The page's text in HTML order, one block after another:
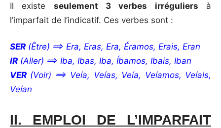
Il existe seulement 3 verbes irréguliers à
l’imparfait de l’indicatif. Ces verbes sont :
SER (Être) ==> Era, Eras, Era, Éramos, Erais, Eran
IR (Aller) ==> Iba, Ibas, Iba, Íbamos, Ibais, Iban
VER (Voir) ==> Veía, Veías, Veía, Veíamos, Veíais,
Veían
II. EMPLOI DE L’IMPARFAIT